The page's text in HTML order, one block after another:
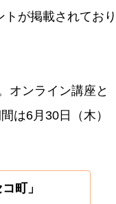
が掲載されており
オンライン講座と
は6月30日（木）
町」